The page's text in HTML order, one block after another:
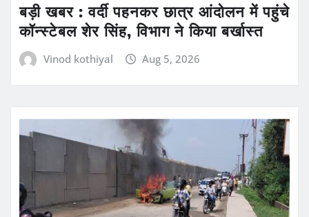
बड़ी खबर : वर्दी पहनकर छात्र आंदोलन में पहुंचे
कॉन्स्टेबल शेर सिंह, विभाग ने किया बर्खास्त
Vinod kothiyal Aug 5, 2026